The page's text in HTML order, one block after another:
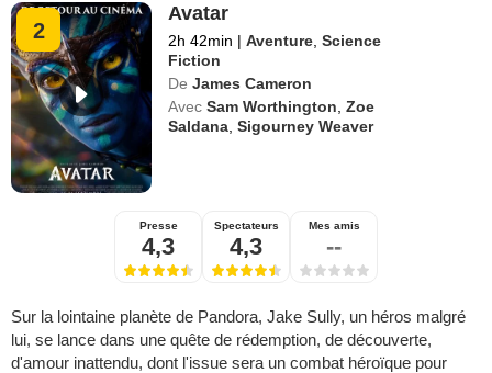
2
Avatar
2h 42min | Aventure ,Science
Fiction
De James Cameron
Avec Sam Worthington ,Zoe
Saldana ,Sigourney Weaver
Presse
4,3
Spectateurs
4,3
Mes amis
--
Sur la lointaine planète de Pandora, Jake Sully, un héros malgré
lui, se lance dans une quête de rédemption, de découverte,
d'amour inattendu, dont l'issue sera un combat héroïque pour